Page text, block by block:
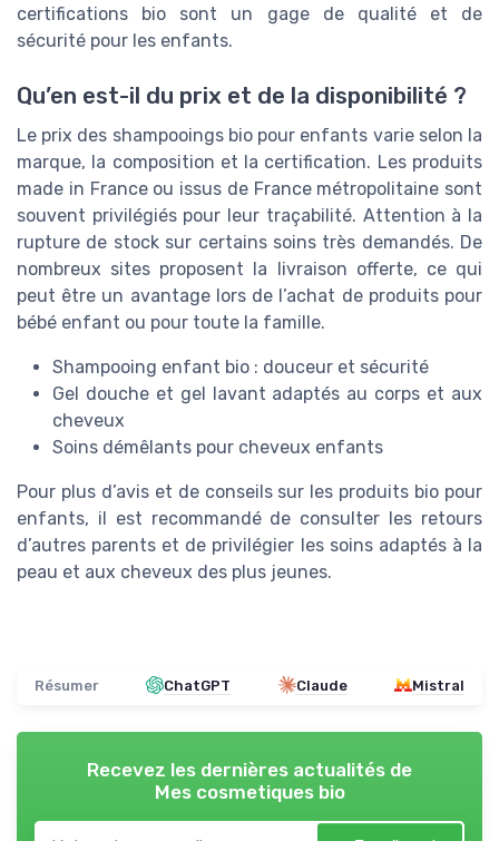
certifications bio sont un gage de qualité et de
sécurité pour les enfants.
Qu’en est-il du prix et de la disponibilité ?
Le prix des shampooings bio pour enfants varie selon la
marque, la composition et la certification. Les produits
made in France ou issus de France métropolitaine sont
souvent privilégiés pour leur traçabilité. Attention à la
rupture de stock sur certains soins très demandés. De
nombreux sites proposent la livraison offerte, ce qui
peut être un avantage lors de l’achat de produits pour
bébé enfant ou pour toute la famille.
Shampooing enfant bio : douceur et sécurité
Gel douche et gel lavant adaptés au corps et aux
cheveux
Soins démêlants pour cheveux enfants
Pour plus d’avis et de conseils sur les produits bio pour
enfants, il est recommandé de consulter les retours
d’autres parents et de privilégier les soins adaptés à la
peau et aux cheveux des plus jeunes.
Résumer ChatGPT Claude Mistral
Recevez les dernières actualités de
Mes cosmetiques bio